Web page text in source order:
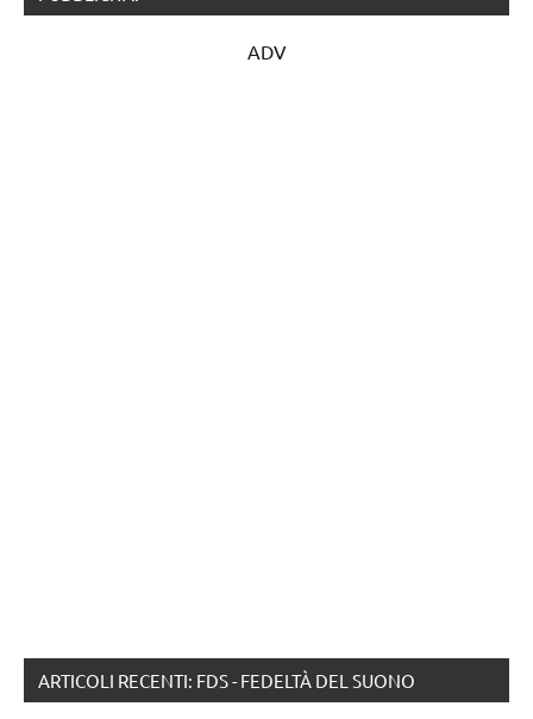
ADV
ARTICOLI RECENTI: FDS - FEDELTÀ DEL SUONO